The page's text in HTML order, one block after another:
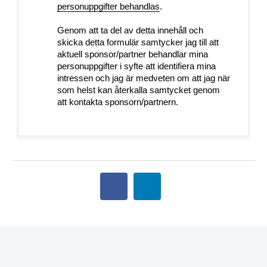
personuppgifter behandlas.
Genom att ta del av detta innehåll och
skicka detta formulär samtycker jag till att
aktuell sponsor/partner behandlar mina
personuppgifter i syfte att identifiera mina
intressen och jag är medveten om att jag när
som helst kan återkalla samtycket genom
att kontakta sponsorn/partnern.